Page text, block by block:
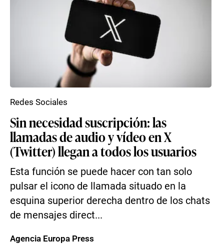
Sin necesidad suscripción: las
llamadas de audio y vídeo en X
(Twitter) llegan a todos los usuarios
Esta función se puede hacer con tan solo
pulsar el icono de llamada situado en la
esquina superior derecha dentro de los chats
de mensajes direct...
Redes Sociales
Agencia Europa Press